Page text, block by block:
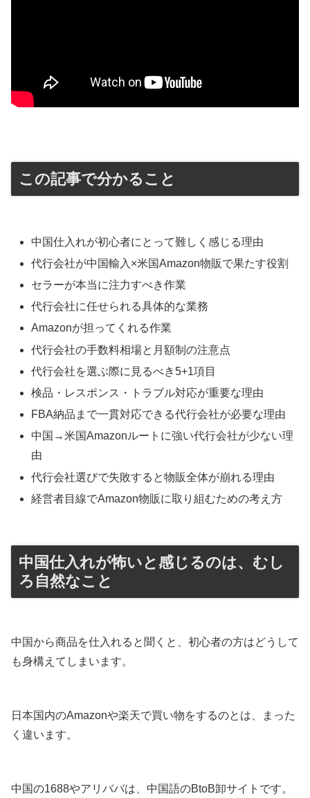
この記事で分かること
中国仕入れが初心者にとって難しく感じる理由
代行会社が中国輸入×米国Amazon物販で果たす役割
セラーが本当に注力すべき作業
代行会社に任せられる具体的な業務
Amazonが担ってくれる作業
代行会社の手数料相場と月額制の注意点
代行会社を選ぶ際に見るべき5+1項目
検品・レスポンス・トラブル対応が重要な理由
FBA納品まで一貫対応できる代行会社が必要な理由
中国→米国Amazonルートに強い代行会社が少ない理
由
代行会社選びで失敗すると物販全体が崩れる理由
経営者目線でAmazon物販に取り組むための考え方
中国仕入れが怖いと感じるのは、むし
ろ自然なこと
中国から商品を仕入れると聞くと、初心者の方はどうして
も身構えてしまいます。
日本国内のAmazonや楽天で買い物をするのとは、まった
く違います。
中国の1688やアリババは、中国語のBtoB卸サイトです。